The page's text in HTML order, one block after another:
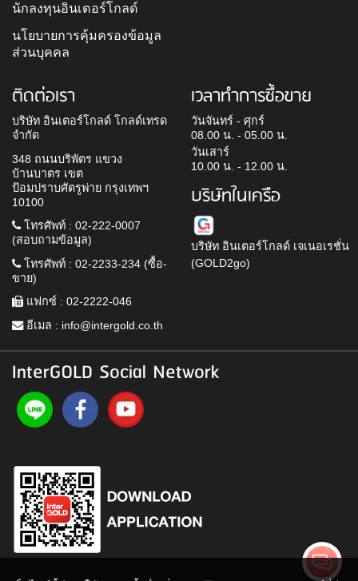
นักลงทุนอินเตอร์โกลด์
นโยบายการคุ้มครองข้อมูล
ส่วนบุคคล
ติดต่อเรา
บริษัท อินเตอร์โกลด์ โกลด์เทรด
จำกัด
348 ถนนบริพัตร แขวง
บ้านบาตร เขต
ป้อมปราบศัตรูพ่าย กรุงเทพฯ
10100
โทรศัพท์ : 02-222-0007
(สอบถามข้อมูล)
โทรศัพท์ : 02-2233-234 (ซื้อ-
ขาย)
แฟกซ์ : 02-2222-046
อีเมล : info@intergold.co.th
เวลาทำการซื้อขาย
วันจันทร์ - ศุกร์
08.00 น. - 05.00 น.
วันเสาร์
10.00 น. - 12.00 น.
บริษัทในเครือ
บริษัท อินเตอร์โกลด์ เจเนอเรชั่น
(GOLD2go)
InterGOLD Social Network